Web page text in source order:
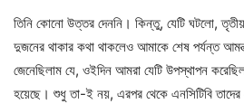
তিনি কোনো উত্তর দেননি। কিন্তু, যেটি ঘটলো,
দুজনের থাকার কথা থাকলেও আমাকে শেষ পর্যন্ত
জেনেছিলাম যে, ওইদিন আমরা যেটি উপস্থাপন
হয়েছে। শুধু তা-ই নয়, এরপর থেকে এনসিটিবি